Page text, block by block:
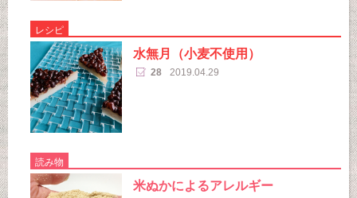
レシピ
水無月（小麦不使用）
28 2019.04.29
読み物
米ぬかによるアレルギー